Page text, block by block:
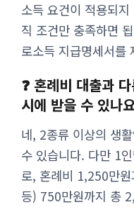
소득 요건이 적용되
직 조건만 충족하면
로소득 지급명세서를
❓ 혼례비 대출과
시에 받을 수 있나
네, 2종류 이상의 생
수 있습니다. 다만 1
로, 혼례비 1,250만
등) 750만원까지 총